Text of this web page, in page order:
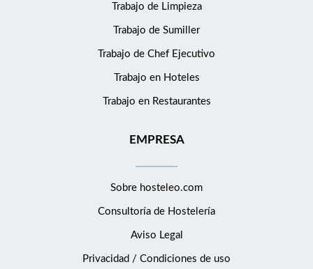
Trabajo de Limpieza
Trabajo de Sumiller
Trabajo de Chef Ejecutivo
Trabajo en Hoteles
Trabajo en Restaurantes
EMPRESA
Sobre hosteleo.com
Consultoría de Hostelería
Aviso Legal
Privacidad / Condiciones de uso